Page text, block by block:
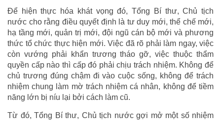
Để hiện thực hóa khát vọng đó, Tổng Bí thư, Chủ tịch
nước cho rằng điều quyết định là tư duy mới, thể chế mới,
hạ tầng mới, quản trị mới, đội ngũ cán bộ mới và phương
thức tổ chức thực hiện mới. Việc đã rõ phải làm ngay, việc
còn vướng phải khẩn trương tháo gỡ, việc thuộc thẩm
quyền cấp nào thì cấp đó phải chịu trách nhiệm. Không để
chủ trương đúng chậm đi vào cuộc sống, không để trách
nhiệm chung làm mờ trách nhiệm cá nhân, không để tiềm
năng lớn bị níu lại bởi cách làm cũ.
Từ đó, Tổng Bí thư, Chủ tịch nước gợi mở một số nhiệm